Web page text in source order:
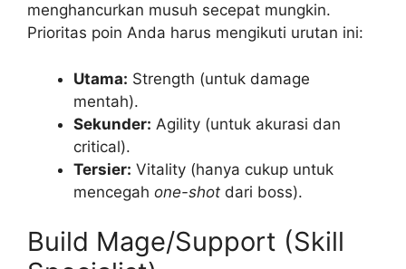
menghancurkan musuh secepat mungkin.
Prioritas poin Anda harus mengikuti urutan ini:
Utama: Strength (untuk damage
mentah).
Sekunder: Agility (untuk akurasi dan
critical).
Tersier: Vitality (hanya cukup untuk
mencegah one-shot dari boss).
Build Mage/Support (Skill